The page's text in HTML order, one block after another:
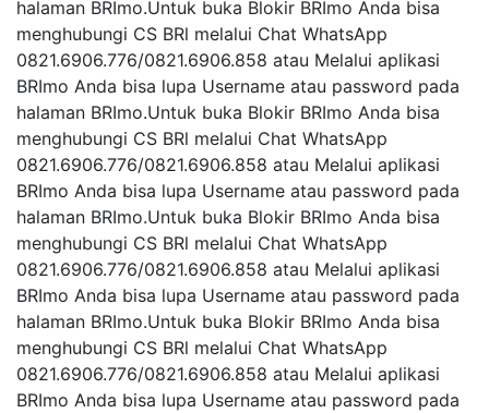
halaman BRImo.Untuk buka Blokir BRImo Anda bisa
menghubungi CS BRl melalui Chat WhatsApp
0821.6906.776/0821.6906.858 atau Melalui aplikasi
BRImo Anda bisa lupa Username atau password pada
halaman BRImo.Untuk buka Blokir BRImo Anda bisa
menghubungi CS BRl melalui Chat WhatsApp
0821.6906.776/0821.6906.858 atau Melalui aplikasi
BRImo Anda bisa lupa Username atau password pada
halaman BRImo.Untuk buka Blokir BRImo Anda bisa
menghubungi CS BRl melalui Chat WhatsApp
0821.6906.776/0821.6906.858 atau Melalui aplikasi
BRImo Anda bisa lupa Username atau password pada
halaman BRImo.Untuk buka Blokir BRImo Anda bisa
menghubungi CS BRl melalui Chat WhatsApp
0821.6906.776/0821.6906.858 atau Melalui aplikasi
BRImo Anda bisa lupa Username atau password pada